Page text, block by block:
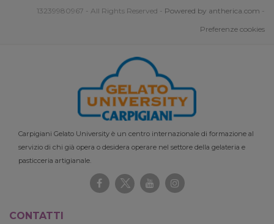
13239980967 - All Rights Reserved - Powered by antherica.com -
Preferenze cookies
Carpigiani Gelato University è un centro internazionale di formazione al
servizio di chi già opera o desidera operare nel settore della gelateria e
pasticceria artigianale.
CONTATTI